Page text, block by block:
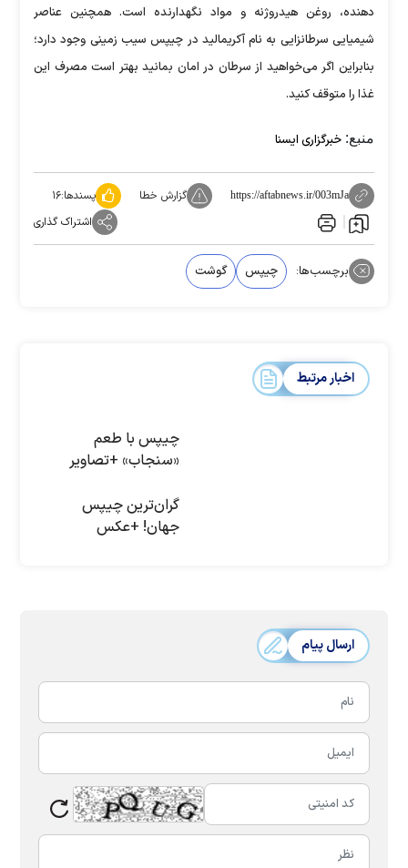
دهنده، روغن هیدروژنه و مواد نگهدارنده است. همچنین عناصر
شیمیایی سرطانزایی به نام آکریمالید در چیپس سیب زمینی وجود دارد؛
بنابراین اگر می‌خواهید از سرطان در امان بمانید بهتر است مصرف این
غذا را متوقف کنید.
منبع: خبرگزاری ایسنا
https://aftabnews.ir/003mJa گزارش خطا پسندها:۱۶
اشتراک گذاری
برچسب‌ها: چیپس گوشت
اخبار مرتبط
چیپس با طعم
«سنجاب» +تصاویر
گرا‌ن‌ترین چیپس
جهان! +عکس
ارسال پیام